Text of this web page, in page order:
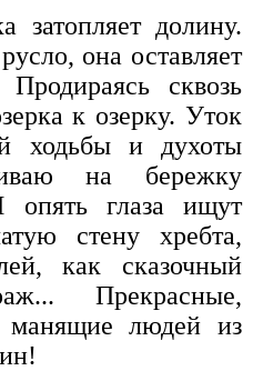
затопляет долину.
она оставляет
Продираясь сквозь
к озерку. Уток
ходьбы и духоты
на бережку
опять глаза ищут
стену хребта,
как сказочный
Прекрасные,
манящие людей из